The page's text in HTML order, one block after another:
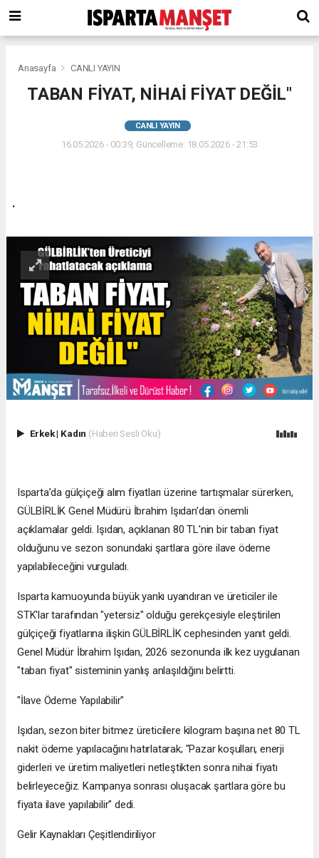
Anasayfa CANLI YAYIN
TABAN FİYAT, NİHAİ FİYAT DEĞİL"
CANLI YAYIN
16.05.2026 - 00:39, Güncelleme: 18.05.2026 - 21:53
.
Erkek| Kadın (Haberi Sesli Oku)
​Isparta’da gülçiçeği alım fiyatları üzerine tartışmalar sürerken,
GÜLBİRLİK Genel Müdürü İbrahim Işıdan’dan önemli
açıklamalar geldi. Işıdan, açıklanan 80 TL'nin bir taban fiyat
olduğunu ve sezon sonundaki şartlara göre ilave ödeme
yapılabileceğini vurguladı.
​Isparta kamuoyunda büyük yankı uyandıran ve üreticiler ile
STK'lar tarafından "yetersiz" olduğu gerekçesiyle eleştirilen
gülçiçeği fiyatlarına ilişkin GÜLBİRLİK cephesinden yanıt geldi.
Genel Müdür İbrahim Işıdan, 2026 sezonunda ilk kez uygulanan
"taban fiyat" sisteminin yanlış anlaşıldığını belirtti.
​"İlave Ödeme Yapılabilir"
Işıdan, sezon biter bitmez üreticilere kilogram başına net 80 TL
nakit ödeme yapılacağını hatırlatarak; "Pazar koşulları, enerji
giderleri ve üretim maliyetleri netleştikten sonra nihai fiyatı
belirleyeceğiz. Kampanya sonrası oluşacak şartlara göre bu
fiyata ilave yapılabilir" dedi.
​Gelir Kaynakları Çeşitlendiriliyor